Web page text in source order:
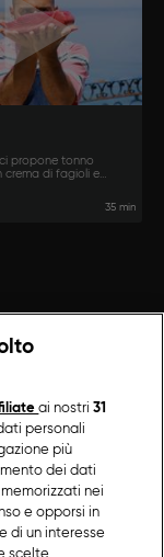
propone tonno
di fagioli e
35 min
ai nostri31
personali
più
dei dati
nei
e opporsi in
di un interesse